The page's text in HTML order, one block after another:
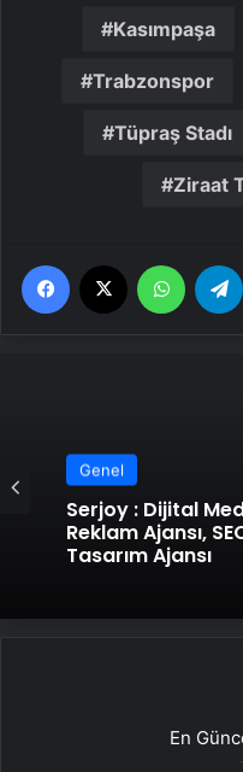
Kasımpaşa
Trabzonspor
Tüpraş Stadı
Ziraat
Facebook
Genel
Tasarım Ajansı
Genel
UETDS Nedir ?
En